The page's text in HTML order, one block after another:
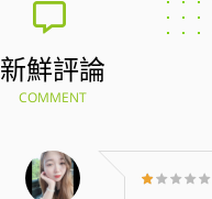
新鮮評論
COMMENT